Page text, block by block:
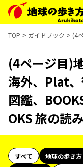
TOP ガイドブック (4
(4ページ目)
海外、Plat
図鑑、
OKS 旅の読
すべて 地球の歩き